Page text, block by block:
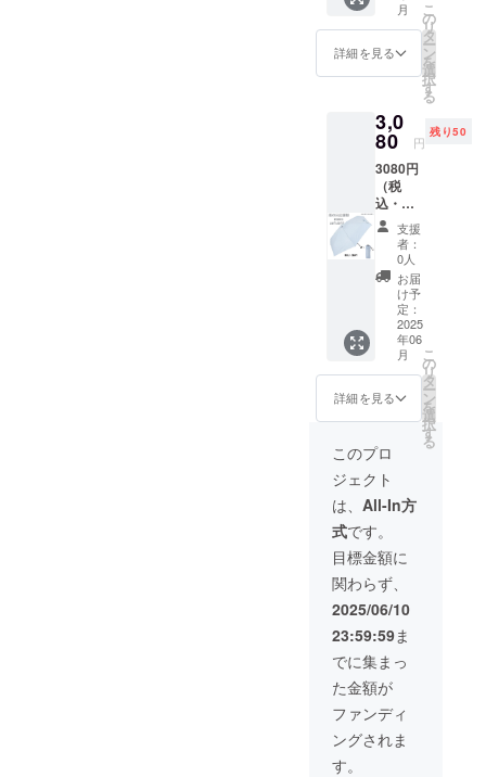
場合は
問い合
わせ
ページ
からご
ださ
い。
す。 ＊
検品に
を期し
ており
が、万
が一初
期不良
が発覚
した場
合は、
即時交
換対応
させて
いただ
きま
す。不
良が発
覚した
場合は
問い合
わせ
ページ
からご
連絡く
ださ
い。
用部材
の手
造工程
上など
発送期
日が遅
れる場
合がご
ざいま
す。 ＊
配送状
況のト
ラブル
等によ
り遅れ
る可能
性もご
ざいま
す。 ＊
は万全
を期し
ます
が、万
が一初
期不良
が発覚
した場
合は、
即時交
換対応
させて
いただ
きま
す。不
良が発
覚した
場合は
問い合
わせ
す。 ＊
ている
生地が
で、シ
ワが目
立つ場
合がご
ざいま
す。(ご
使用に
問題は
ありま
せん。)
＊ご注
文状
況、使
用部材
の手
造工程
上など
により
発送期
日が遅
れる場
合がご
ざいま
す。 ＊
配送状
況のト
ラブル
等によ
り遅れ
る可能
性もご
ざいま
す。 ＊
検品に
は万全
※商品サ
イズ画
像添付
格とな
りま
商品の
色合い
は、PC
の画面
と実物
で多少
異なっ
て見え
ること
がござ
いま
す。 ＊
ている
生地が
いの
で、シ
ワが目
立つ場
ざいま
す。(ご
使用に
問題は
ありま
せん。)
＊ご注
文状
況、使
用部材
の手
配・製
造工程
成 ポ
リエス
テル
54ｃｍ
原産
国
中国
【販売
元】 株
式会社
アス
ティ 日
本（埼
玉県）
商品発
送元
埼玉県
※商品サ
イズ画
像添付
みの価
りま
す。 ＊
商品の
色合い
は、PC
の画面
と実物
で多少
て見え
ること
がござ
いま
す。 ＊
使用し
ている
式無地
ミニ
雨の日
応援割
20%OF
カ
チャ 1
本 (共袋
付き) 自
社EC販
売予定
価格：
3,850円
(税込・
配送料
込)・品
質タグ
付き 生
地の組
成 ポ
リエス
テル
長さ
50ｃｍ
原産
国
中国
【販売
元】 株
式会社
アス
ティ 日
本（埼
玉県）
商品発
送元
埼玉県
※商品サ
イズ画
像添付
月
詳細を見る
こ
の
リ
タ
ー
ン
を
選
択
す
る
3,0
80 円
残り50
3080円
（税
込・発
送費
込） 残
り：50
人まで
【快滴
DRY】
コンパ
クト5段
式無地
ミニ
雨の日
応援割
20%OF
F ブ
ルーグ
レー 1
本 (共袋
付き) 自
社EC販
売予定
価格：
3,850円
(税込・
配送料
込)・品
質タグ
付き 生
地の組
成 ポ
リエス
テル
支援
者：
0人
お届
け予
定：
2025
年06
月
詳細を見る
こ
の
リ
タ
ー
ン
を
選
択
す
る
このプロ
ジェクト
は、 All-In方
式です。
目標金額に
関わらず、
2025/06/10
23:59:59ま
でに集まっ
た金額が
ファンディ
ングされま
す。